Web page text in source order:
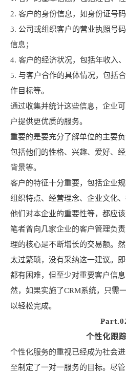
2. 客户的身份信息，如身份证号
3. 公司或组织客户的营业执照号
信息；
4. 客户的经济状况，包括年收入、
5. 与客户合作的具体情况，包括
作目标等。
通过收集并统计这些信息，企业
户提供更优质的服务。
重要的是要充分了解单位的主要
包括他们的性格、兴趣、爱好、
背景等。
客户的特征十分重要，包括企业
组织特点、经营理念、企业文化
他们对本企业的重要性等，都应该
笔者曾向几家企业的客户管理负
理的核心是不断增长的交易额。
太过繁琐，没有采纳这一建议。
都有困难，但至少对重要客户信
然，如果实施了CRM系统，只需
以轻松完成。
个性化跟
个性化服务的重视已经成为社会
至制定了一对一服务的目标。尽